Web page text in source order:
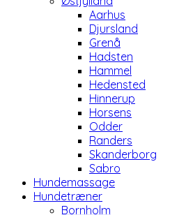
Aarhus
Djursland
Grenå
Hadsten
Hammel
Hedensted
Hinnerup
Horsens
Odder
Randers
Skanderborg
Sabro
Hundemassage
Hundetræner
Bornholm